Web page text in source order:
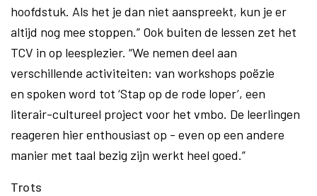
hoofdstuk. Als het je dan niet aanspreekt, kun je er
altijd nog mee stoppen.” Ook buiten de lessen zet het
TCV in op leesplezier. “We nemen deel aan
verschillende activiteiten: van workshops poëzie
en spoken word tot ‘Stap op de rode loper’, een
literair-cultureel project voor het vmbo. De leerlingen
reageren hier enthousiast op - even op een andere
manier met taal bezig zijn werkt heel goed.”
Trots